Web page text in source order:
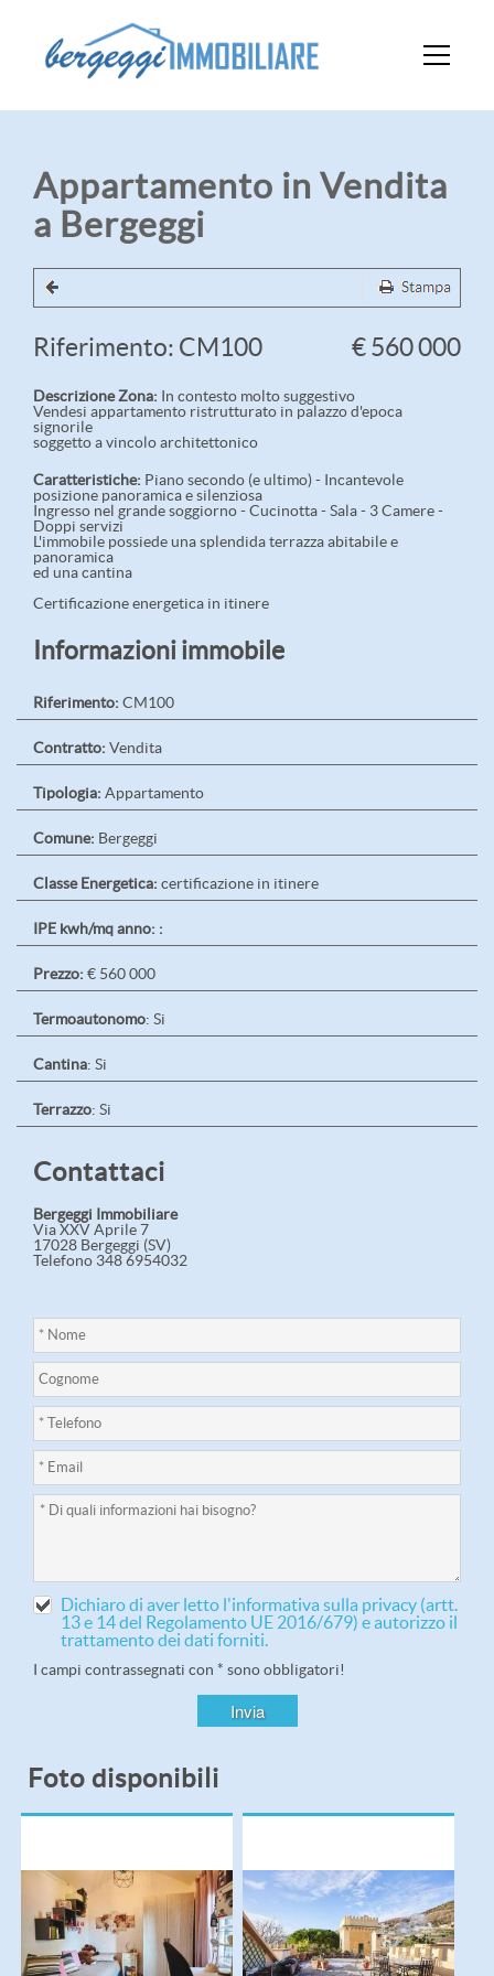
Appartamento in Vendita
a Bergeggi
Riferimento: CM100 € 560 000
Descrizione Zona: In contesto molto suggestivo
Vendesi appartamento ristrutturato in palazzo d'epoca
signorile
soggetto a vincolo architettonico
Caratteristiche: Piano secondo (e ultimo) - Incantevole
posizione panoramica e silenziosa
Ingresso nel grande soggiorno - Cucinotta - Sala - 3 Camere -
Doppi servizi
L'immobile possiede una splendida terrazza abitabile e
panoramica
ed una cantina
Certificazione energetica in itinere
Informazioni immobile
Riferimento: CM100
Contratto: Vendita
Tipologia: Appartamento
Comune: Bergeggi
Classe Energetica: certificazione in itinere
IPE kwh/mq anno: :
Prezzo: € 560 000
Termoautonomo: Si
Cantina: Si
Terrazzo: Si
Contattaci
Bergeggi Immobiliare
Via XXV Aprile 7
17028 Bergeggi (SV)
Telefono 348 6954032
Dichiaro di aver letto l'informativa sulla privacy (artt.
13 e 14 del Regolamento UE 2016/679) e autorizzo il
trattamento dei dati forniti.
I campi contrassegnati con * sono obbligatori!
Foto disponibili